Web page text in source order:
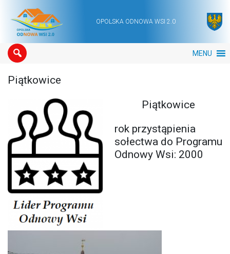
Main NavigationOPOLSKA ODNOWA WSI 2.0
MENU
Piątkowice
Piątkowice
rok przystąpienia
sołectwa do Programu
Odnowy Wsi: 2000